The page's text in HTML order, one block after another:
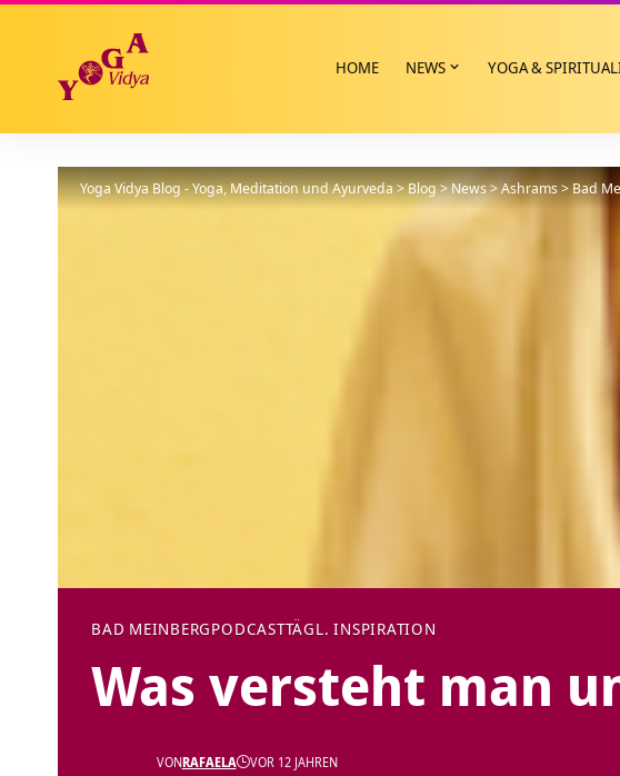
HOME NEWS YOGA &
Yoga Vidya Blog - Yoga, Meditation und Ayurveda>Blog>News>Ashrams>Bad
BAD MEINBERGPODCASTTÄGL. INSPIRATION
Was versteht man
VONRAFAELA VOR 12 JAHREN